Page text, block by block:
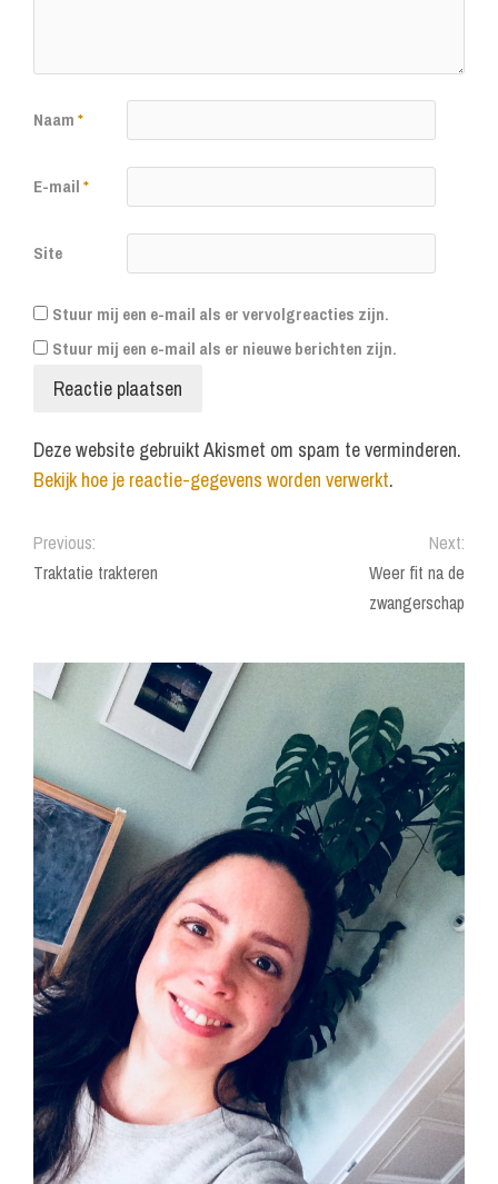
Naam*
E-mail*
Site
Stuur mij een e-mail als er vervolgreacties zijn.
Stuur mij een e-mail als er nieuwe berichten zijn.
Deze website gebruikt Akismet om spam te verminderen.
Bekijk hoe je reactie-gegevens worden verwerkt.
Previous:
Traktatie trakteren
Next:
Weer fit na de
zwangerschap